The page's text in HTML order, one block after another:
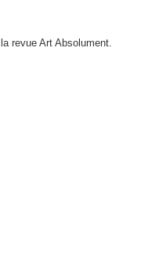
revue Art Absolument.